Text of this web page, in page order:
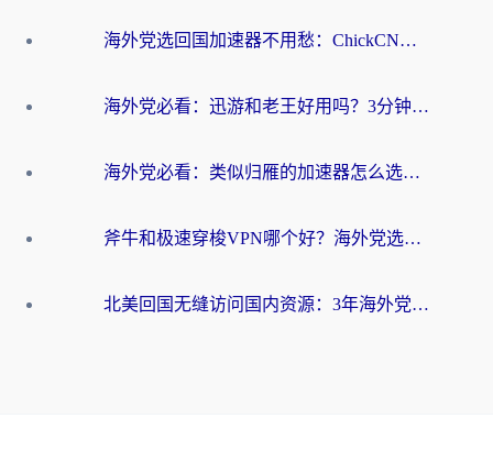
海外党选回国加速器不用愁：ChickCN和洞见哪个好？一篇搞定所有疑问
海外党必看：迅游和老王好用吗？3分钟选对加速国内网络的加速器
海外党必看：类似归雁的加速器怎么选？一篇搞定无缝访问国内资源
斧牛和极速穿梭VPN哪个好？海外党选回国加速器必看的真实对比与避坑指南
北美回国无缝访问国内资源：3年海外党亲测的加速器选择指南